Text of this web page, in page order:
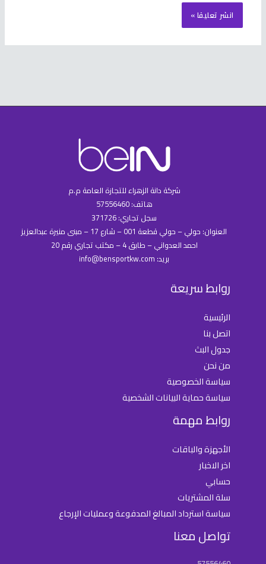
شركة دانة الزهراء للتجازة العامة م.م
هاتف: 57556460
سجل تجاري: 371726
العنوان: حولي – حولي قطعة 001 – شارع 17 – مبنى منيرة عبدالعزيز
احمد العدواني – طابق 4 – مكتب تجاري رقم 20
بريد: info@bensportkw.com
روابط سريعة
الرئيسية
اتصل بنا
جدول البث
من نحن
سياسة الخصوصية
سياسة حماية البيانات الشخصية
روابط مهمة
الأجهزة والباقات
اخر الاخبار
حسابي
سلة المشتريات
سياسة استرداد المبالغ المدفوعة وعمليات الإرجاع
تواصل معنا